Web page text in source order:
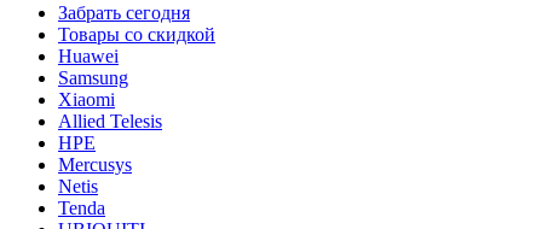
Забрать сегодня
Товары со скидкой
Huawei
Samsung
Xiaomi
Allied Telesis
HPE
Mercusys
Netis
Tenda